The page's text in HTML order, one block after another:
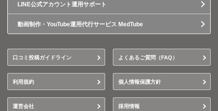
LINE公式アカウント運用サポート
動画制作・YouTube運用代行サービス MedTube
口コミ投稿ガイドライン よくあるご質問（FAQ）
利用規約 個人情報保護方針
運営会社 採用情報